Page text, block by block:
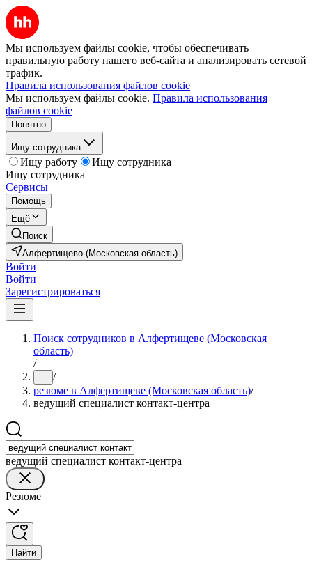
Мы используем файлы cookie, чтобы обеспечивать
правильную работу нашего веб-сайта и анализировать сетевой
трафик.
Правила использования файлов cookie
Мы используем файлы cookie. Правила использования
файлов cookie
Понятно
Ищу сотрудника
Ищу работу
Ищу сотрудника
Ищу сотрудника
Сервисы
Помощь
Ещё
Поиск
Алфертищево (Московская область)
Войти
Войти
Зарегистрироваться
Поиск сотрудников в Алфертищеве (Московская
область)
/
... /
резюме в Алфертищеве (Московская область)/
ведущий специалист контакт-центра
ведущий специалист контакт-центра
Резюме
Найти